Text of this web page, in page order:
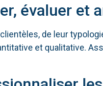
évaluer et
de leur
et qualitative.